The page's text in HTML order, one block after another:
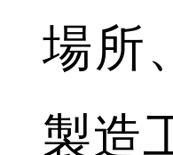
場所
製造